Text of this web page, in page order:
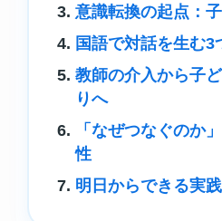
意識転換の起点：
国語で対話を生む3
教師の介入から子
りへ
「なぜつなぐのか
性
明日からできる実